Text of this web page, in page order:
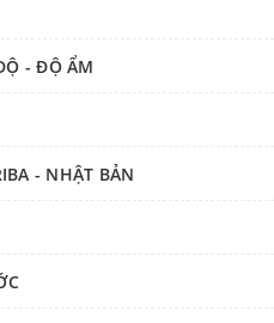
- ĐỘ ẨM
- NHẬT BẢN